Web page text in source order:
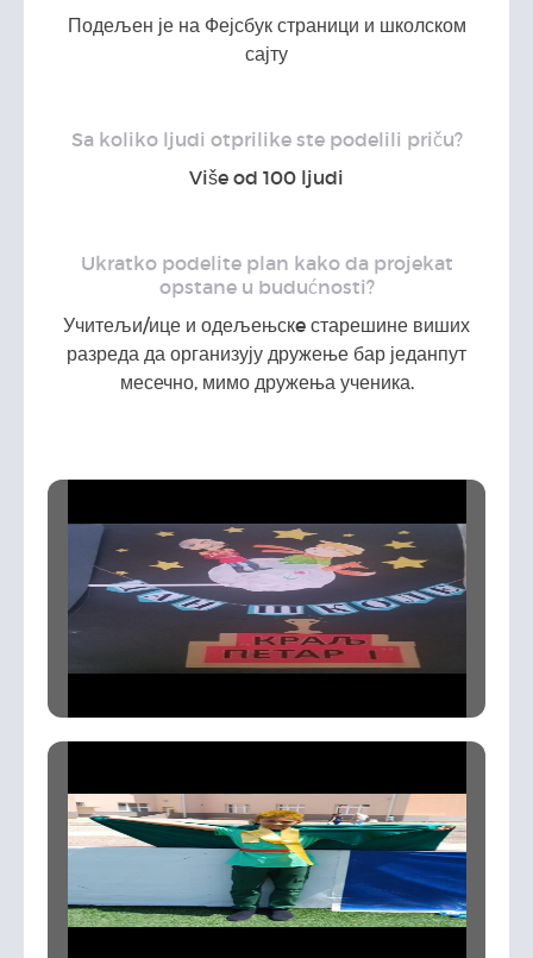
Подељен је на Фејсбук страници и школском
сајту
Sa koliko ljudi otprilike ste podelili priču?
Više od 100 ljudi
Ukratko podelite plan kako da projekat
opstane u budućnosti?
Учитељи/ице и одељењскe старешине виших
разреда да организују дружење бар једанпут
месечно, мимо дружења ученика.